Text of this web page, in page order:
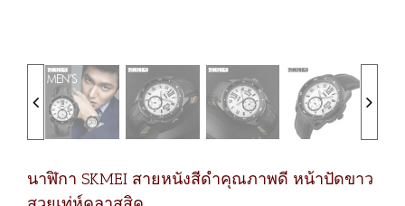
นาฬิกา SKMEI สายหนังสีดำคุณภาพดี หน้าปัดขาว